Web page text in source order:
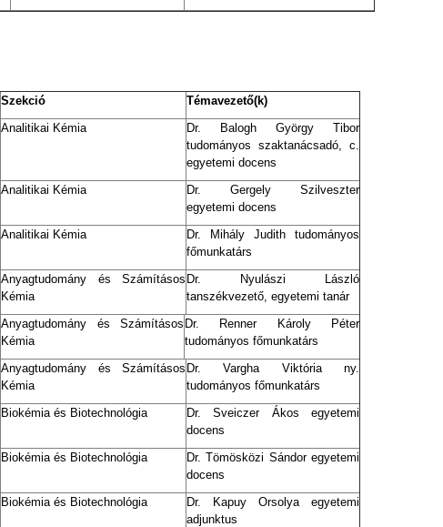
Szekció
Témavezető(k)
Analitikai Kémia
Dr. Balogh György Tibor
tudományos szaktanácsadó, c.
egyetemi docens
Analitikai Kémia
Dr. Gergely Szilveszter
egyetemi docens
Analitikai Kémia
Dr. Mihály Judith tudományos
főmunkatárs
Anyagtudomány és Számításos
Kémia
Dr. Nyulászi László
tanszékvezető, egyetemi tanár
Anyagtudomány és Számításos
Kémia
Dr. Renner Károly Péter
tudományos főmunkatárs
Anyagtudomány és Számításos
Kémia
Dr. Vargha Viktória ny.
tudományos főmunkatárs
Biokémia és Biotechnológia
Dr. Sveiczer Ákos egyetemi
docens
Biokémia és Biotechnológia Dr. Tömösközi Sándor egyetemi
docens
Biokémia és Biotechnológia
Dr. Kapuy Orsolya egyetemi
adjunktus